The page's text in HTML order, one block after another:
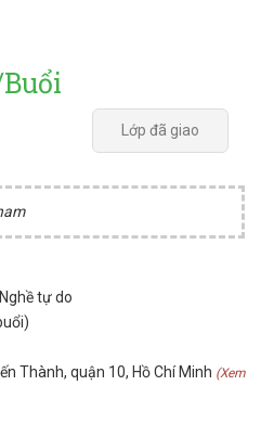
Lớp đã giao
tự do
Thành, quận 10, Hồ Chí Minh (Xem